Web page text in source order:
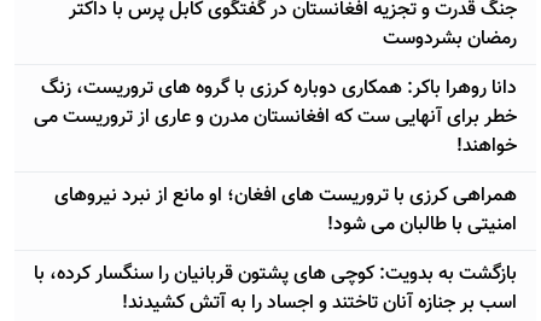
جنگ قدرت و تجزیه افغانستان در گفتگوی کابل پرس با داکتر
رمضان بشردوست
دانا روهرا باکر: همکاری دوباره کرزی با گروه های تروریست، زنگ
خطر برای آنهایی ست که افغانستان مدرن و عاری از تروریست می
خواهند!
همراهی کرزی با تروریست های افغان؛ او مانع از نبرد نیروهای
امنیتی با طالبان می شود!
بازگشت به بدویت: کوچی های پشتون قربانیان را سنگسار کرده، با
اسب بر جنازه آنان تاختند و اجساد را به آتش کشیدند!